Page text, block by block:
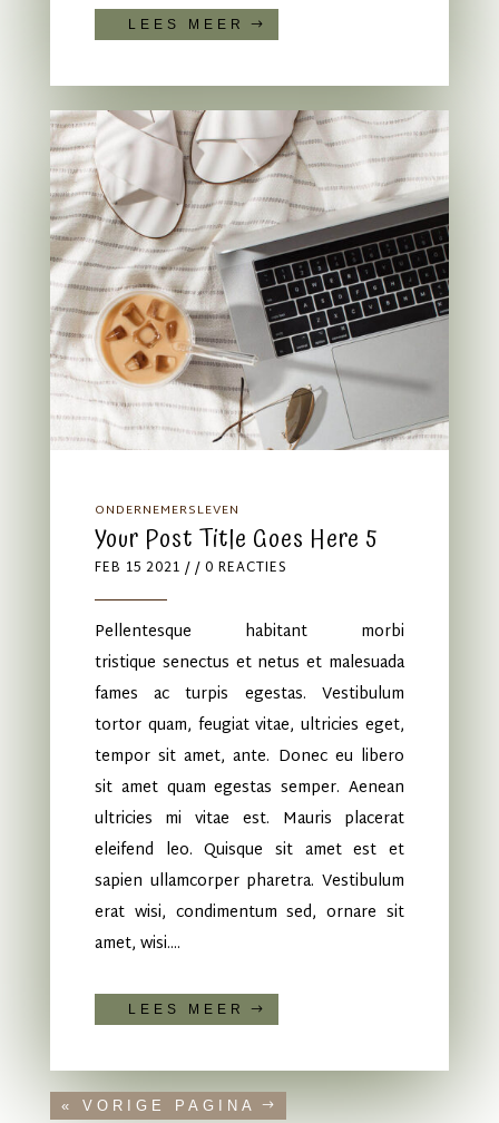
LEES MEER
ONDERNEMERSLEVEN
Your Post Title Goes Here 5
FEB 15 2021 / / 0 REACTIES
Pellentesque habitant morbi
tristique senectus et netus et malesuada
fames ac turpis egestas. Vestibulum
tortor quam, feugiat vitae, ultricies eget,
tempor sit amet, ante. Donec eu libero
sit amet quam egestas semper. Aenean
ultricies mi vitae est. Mauris placerat
eleifend leo. Quisque sit amet est et
sapien ullamcorper pharetra. Vestibulum
erat wisi, condimentum sed, ornare sit
amet, wisi....
LEES MEER
« VORIGE PAGINA